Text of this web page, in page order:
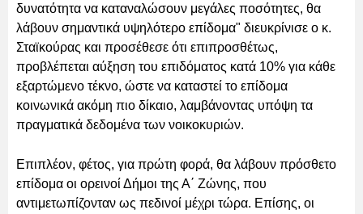
δυνατότητα να καταναλώσουν μεγάλες ποσότητες, θα
λάβουν σημαντικά υψηλότερο επίδομα" διευκρίνισε ο κ.
Σταϊκούρας και προσέθεσε ότι επιπροσθέτως,
προβλέπεται αύξηση του επιδόματος κατά 10% για κάθε
εξαρτώμενο τέκνο, ώστε να καταστεί το επίδομα
κοινωνικά ακόμη πιο δίκαιο, λαμβάνοντας υπόψη τα
πραγματικά δεδομένα των νοικοκυριών.
Επιπλέον, φέτος, για πρώτη φορά, θα λάβουν πρόσθετο
επίδομα οι ορεινοί Δήμοι της Α΄ Ζώνης, που
αντιμετωπίζονταν ως πεδινοί μέχρι τώρα. Επίσης, οι